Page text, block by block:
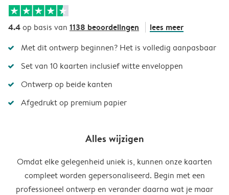
4.4op basis van 1138 beoordelingen lees meer
Met dit ontwerp beginnen? Het is volledig aanpasbaar
Set van 10 kaarten inclusief witte enveloppen
Ontwerp op beide kanten
Afgedrukt op premium papier
Alles wijzigen
Omdat elke gelegenheid uniek is, kunnen onze kaarten
compleet worden gepersonaliseerd. Begin met een
professioneel ontwerp en verander daarna wat je maar